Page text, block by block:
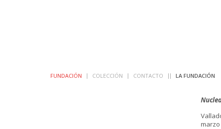
FUNDACIÓN COLECCIÓN CONTACTO LA FUNDACIÓN